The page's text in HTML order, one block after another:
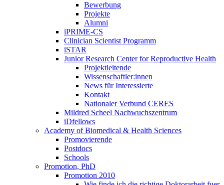
Bewerbung
Projekte
Alumni
iPRIME-CS
Clinician Scientist Programm
iSTAR
Junior Research Center for Reproductive Health
Projektleitende
Wissenschaftler:innen
News für Interessierte
Kontakt
Nationaler Verbund CERES
Mildred Scheel Nachwuchszentrum
iDfellows
Academy of Biomedical & Health Sciences
Promovierende
Postdocs
Schools
Promotion, PhD
Promotion 2010